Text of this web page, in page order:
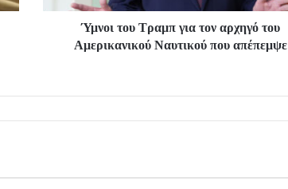
Ύμνοι του Τραμπ για τον αρχηγό του
Αμερικανικού Ναυτικού που απέπεμψε